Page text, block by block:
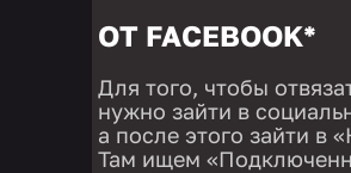
ОТ FACEBOOK*
Для того, чтобы
нужно зайти в
а после этого зайти в
Там ищем